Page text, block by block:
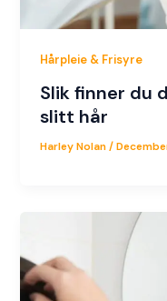
Hårpleie & Frisyre
Slik finner du
slitt hår
Harley Nolan/